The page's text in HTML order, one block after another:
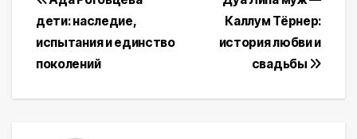
по
записям
Каллум Тёрнер:
история любви и
свадьбы
дети: наследие,
испытания и единство
поколений